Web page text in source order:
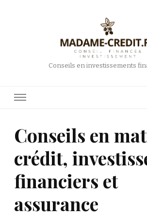
Conseils en investissements
Conseils en
crédit,
financiers et
assurance